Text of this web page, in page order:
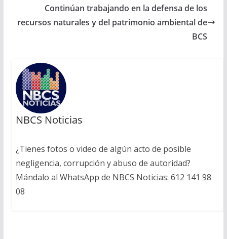
Continúan trabajando en la defensa de los
recursos naturales y del patrimonio ambiental de
BCS
NBCS Noticias
¿Tienes fotos o video de algún acto de posible
negligencia, corrupción y abuso de autoridad?
Mándalo al WhatsApp de NBCS Noticias: 612 141 98
08